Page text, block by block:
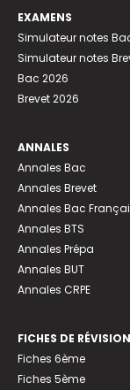
EXAMENS
Simulateur notes
Simulateur notes
Bac 2026
Brevet 2026
ANNALES
Annales Bac
Annales Brevet
Annales Bac
Annales BTS
Annales Prépa
Annales BUT
Annales CRPE
FICHES DE
Fiches 6ème
Fiches 5ème